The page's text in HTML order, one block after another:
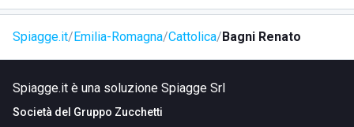
Spiagge.it Emilia-Romagna Cattolica Bagni Renato
Spiagge.it è una soluzione Spiagge Srl
Società del Gruppo Zucchetti